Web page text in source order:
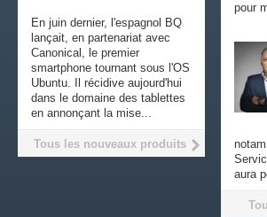
pour
aura
En juin dernier, l'espagnol BQ
lançait, en partenariat avec
Canonical, le premier
smartphone tournant sous l'OS
Ubuntu. Il récidive aujourd'hui
dans le domaine des tablettes
en annonçant la mise...
Tous les nouveaux produits